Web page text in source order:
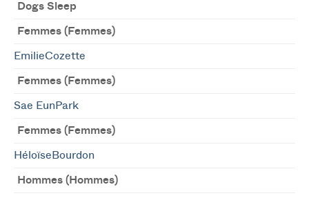
Dogs Sleep
Femmes (Femmes)
EmilieCozette
Femmes (Femmes)
Sae EunPark
Femmes (Femmes)
HéloïseBourdon
Hommes (Hommes)